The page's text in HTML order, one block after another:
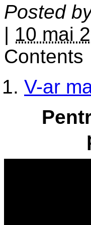
Posted
| 10 mai
Contents
V-ar